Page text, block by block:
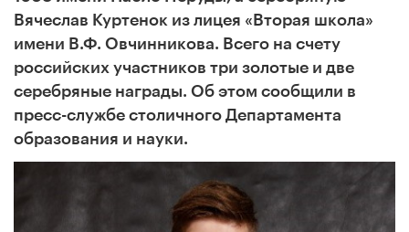
Вячеслав Куртенок из лицея «Вторая школа»
имени В.Ф. Овчинникова. Всего на счету
российских участников три золотые и две
серебряные награды. Об этом сообщили в
пресс-службе столичного Департамента
образования и науки.